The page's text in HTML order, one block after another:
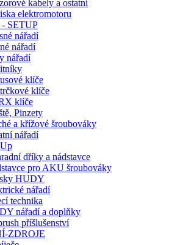
kabely a ostatní
elektromotoru
SETUP
nářadí
nářadí
nářadí
klíče
klíče
klíče
Pinzety
a křížové šroubováky
nářadí
dříky a nádstavce
pro AKU šroubováky
HUDY
nářadí
technika
nářadí a doplňky
příšlušenství
ZDROJE